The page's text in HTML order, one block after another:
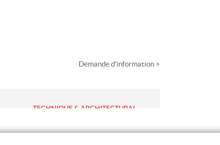
Demande d'information >
TECHNIQUE & ARCHITECTURAL